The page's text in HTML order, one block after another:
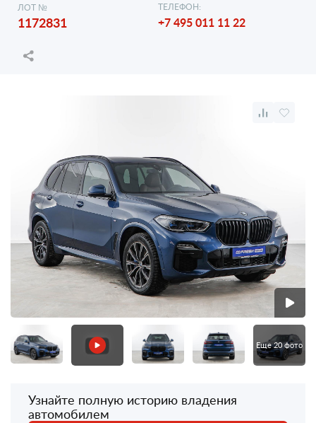
ЛОТ №
1172831
ТЕЛЕФОН:
+7 495 011 11 22
Еще 20 фото
Узнайте полную историю владения
автомобилем